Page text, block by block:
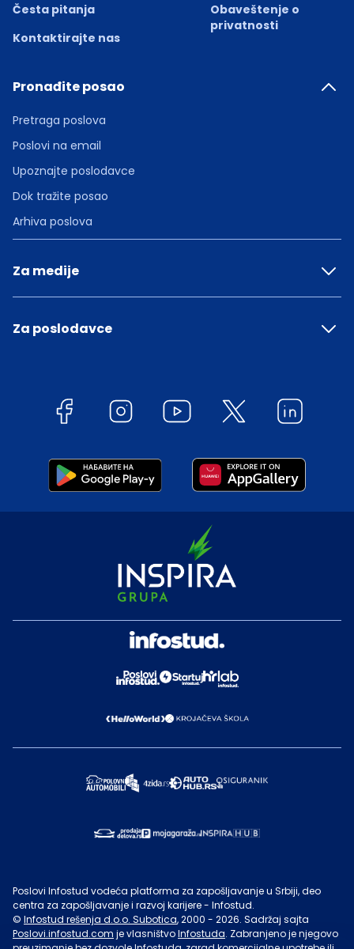
Česta pitanja
Kontaktirajte nas
Obaveštenje o
privatnosti
Pronađite posao
Pretraga poslova
Poslovi na email
Upoznajte poslodavce
Dok tražite posao
Arhiva poslova
Za medije
Za poslodavce
Poslovi Infostud vodeća platforma za zapošljavanje u Srbiji, deo
centra za zapošljavanje i razvoj karijere - Infostud.
© Infostud rešenja d.o.o. Subotica, 2000 - 2026. Sadržaj sajta
Poslovi.infostud.com je vlasništvoInfostuda. Zabranjeno je njegovo